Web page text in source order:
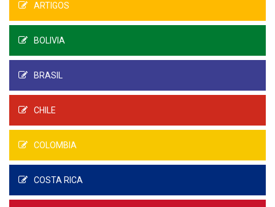
ARTIGOS
BOLIVIA
BRASIL
CHILE
COLOMBIA
COSTA RICA